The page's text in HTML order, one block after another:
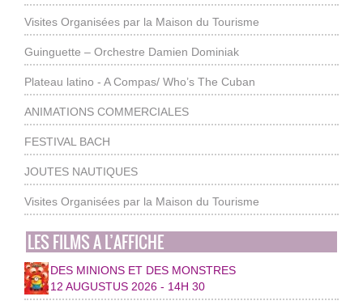
Visites Organisées par la Maison du Tourisme
Guinguette – Orchestre Damien Dominiak
Plateau latino - A Compas/ Who’s The Cuban
ANIMATIONS COMMERCIALES
FESTIVAL BACH
JOUTES NAUTIQUES
Visites Organisées par la Maison du Tourisme
LES FILMS A L’AFFICHE
DES MINIONS ET DES MONSTRES
12 AUGUSTUS 2026 - 14H 30